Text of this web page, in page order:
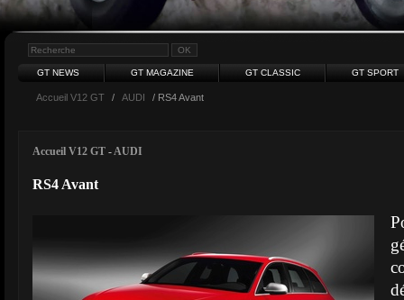
GT NEWS GT MAGAZINE GT CLASSIC GT SPORT
Accueil V12 GT / AUDI / RS4 Avant
Accueil V12 GT -AUDI
RS4 Avant